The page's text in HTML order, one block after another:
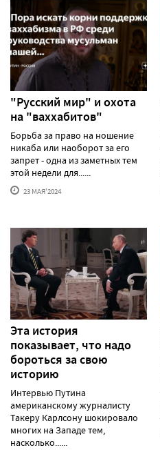
"Русский мир" и охота
на "ваххабитов"
Борьба за право на ношение
никаба или наоборот за его
запрет - одна из заметных тем
этой недели для......
23 МАЯ'2024
Эта история
показывает, что надо
бороться за свою
историю
Интервью Путина
американскому журналисту
Такеру Карлсону шокировало
многих на Западе тем,
насколько......